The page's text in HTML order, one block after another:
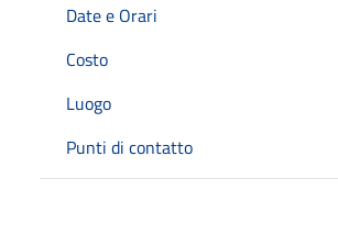
Date e Orari
Costo
Luogo
Punti di contatto